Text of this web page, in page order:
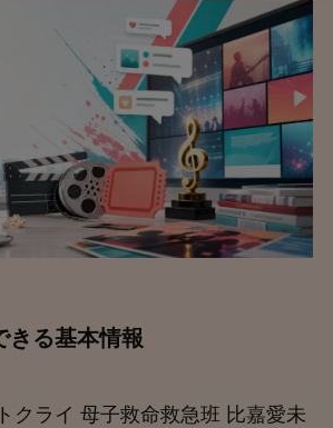
きる基本情報
クライ 母子救命救急班 比嘉愛未